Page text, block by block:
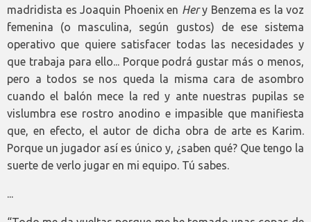
madridista es Joaquin Phoenix en Hery Benzema es la voz
femenina (o masculina, según gustos) de ese sistema
operativo que quiere satisfacer todas las necesidades y
que trabaja para ello... Porque podrá gustar más o menos,
pero a todos se nos queda la misma cara de asombro
cuando el balón mece la red y ante nuestras pupilas se
vislumbra ese rostro anodino e impasible que manifiesta
que, en efecto, el autor de dicha obra de arte es Karim.
Porque un jugador así es único y, ¿saben qué? Que tengo la
suerte de verlo jugar en mi equipo. Tú sabes.
...